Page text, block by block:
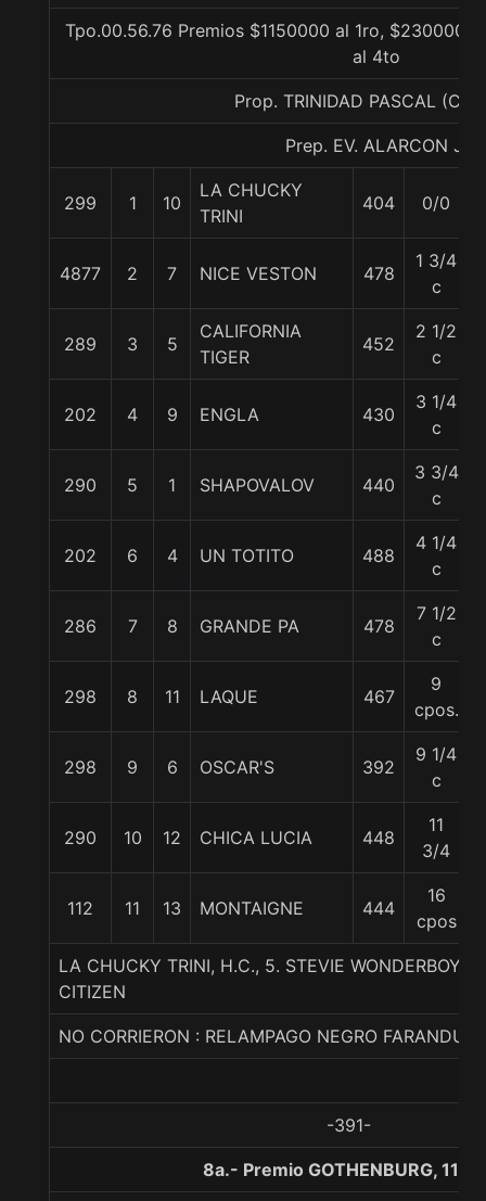
Tpo.00.56.76 Premios $1150000 al 1ro, $230000
al 4to
Prop. TRINIDAD PASCAL
Prep. EV. ALARCON J.
299 1 10
LA CHUCKY
TRINI
404 0/0
4877 2 7 NICE VESTON 478
1 3/4
c
289 3 5
CALIFORNIA
TIGER
452
2 1/2
c
202 4 9 ENGLA 430
3 1/4
c
290 5 1 SHAPOVALOV 440
3 3/4
c
202 6 4 UN TOTITO 488
4 1/4
c
286 7 8 GRANDE PA 478
7 1/2
c
298 8 11 LAQUE 467
9
cpos.
298 9 6 OSCAR'S 392
9 1/4
c
290 10 12 CHICA LUCIA 448
11
3/4
112 11 13 MONTAIGNE 444
16
cpos
LA CHUCKY TRINI, H.C., 5. STEVIE WONDERBOY-
CITIZEN
NO CORRIERON : RELAMPAGO NEGRO
-391-
8a.- Premio GOTHENBURG,